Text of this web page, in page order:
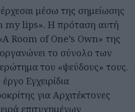
μέσω της σημείωσης
lips». Η πρόταση αυτή
Room of One’s Own» της
οργανώνει το σύνολο των
του «ψεύδους» τους.
Εγχειρίδια
για Αρχιτέκτονες
επιτυχημένων